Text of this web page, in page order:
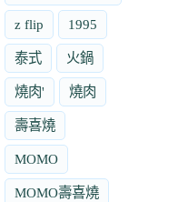
z flip 1995
泰式 火鍋
燒肉' 燒肉
壽喜燒
MOMO
MOMO壽喜燒